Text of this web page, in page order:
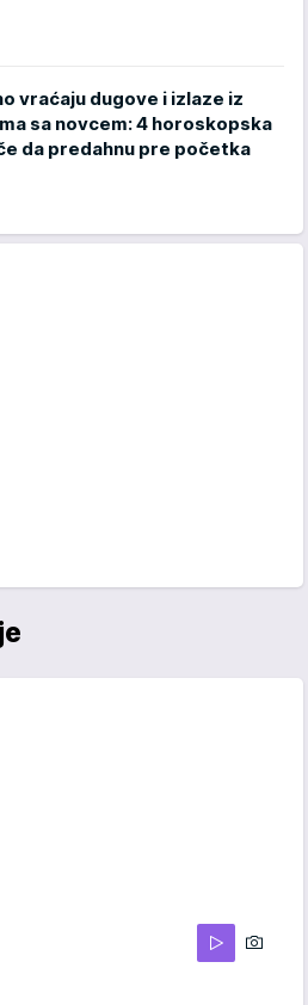
vraćaju dugove i izlaze iz
sa novcem: 4 horoskopska
da predahnu pre početka